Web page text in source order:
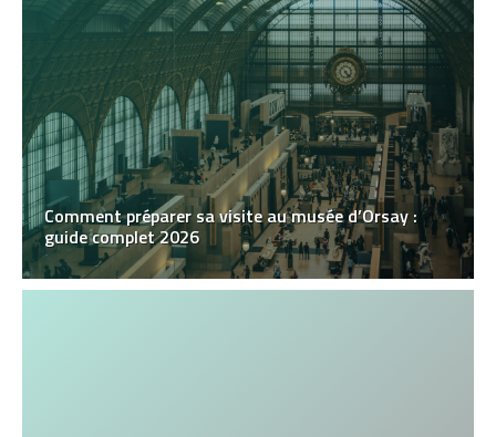
Comment préparer sa visite au musée d’Orsay :
guide complet 2026